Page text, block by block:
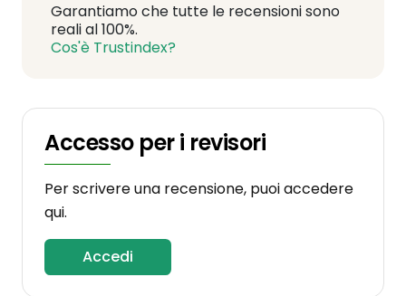
Garantiamo che tutte le recensioni sono
reali al 100%.
Cos'è Trustindex?
Accesso per i revisori
Per scrivere una recensione, puoi accedere
qui.
Accedi